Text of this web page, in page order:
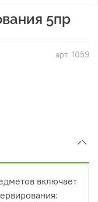
арт. 1059
5пр
включает